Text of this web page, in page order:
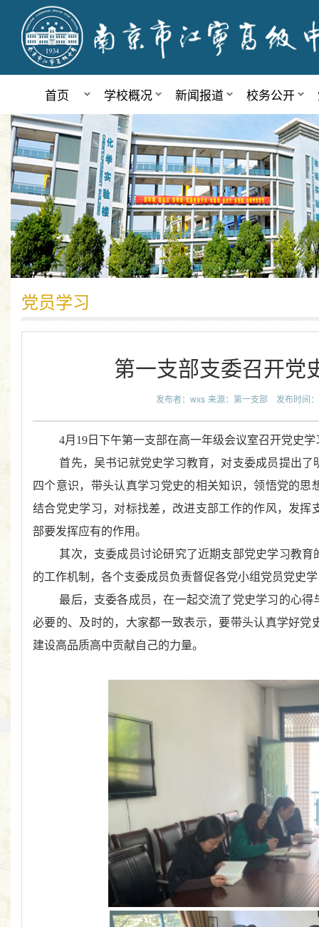
首页 学校概况 新闻报道 校务公开
党员学习
第一支部支委召开党
发布者：wxs 来源：第一支部 发布时间
4月19日下午第一支部在高一年级会议室召开党史
首先，吴书记就党史学习教育，对支委成员提出了
四个意识，带头认真学习党史的相关知识，领悟党的
结合党史学习，对标找差，改进支部工作的作风，发
部要发挥应有的作用。
其次，支委成员讨论研究了近期支部党史学习教育
的工作机制，各个支委成员负责督促各党小组党员党史
最后，支委各成员，在一起交流了党史学习的心
必要的、及时的，大家都一致表示，要带头认真学好
建设高品质高中贡献自己的力量。